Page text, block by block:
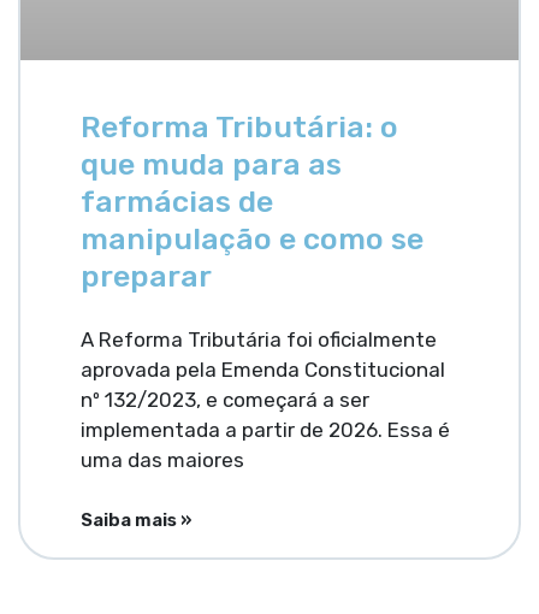
Reforma Tributária: o
que muda para as
farmácias de
manipulação e como se
preparar
A Reforma Tributária foi oficialmente
aprovada pela Emenda Constitucional
nº 132/2023, e começará a ser
implementada a partir de 2026. Essa é
uma das maiores
Saiba mais »